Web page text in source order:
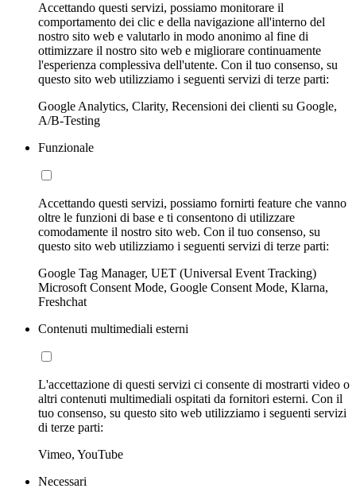
Accettando questi servizi, possiamo monitorare il
comportamento dei clic e della navigazione all'interno del
nostro sito web e valutarlo in modo anonimo al fine di
ottimizzare il nostro sito web e migliorare continuamente
l'esperienza complessiva dell'utente. Con il tuo consenso, su
questo sito web utilizziamo i seguenti servizi di terze parti:
Google Analytics, Clarity, Recensioni dei clienti su Google,
A/B-Testing
Funzionale
Accettando questi servizi, possiamo fornirti feature che vanno
oltre le funzioni di base e ti consentono di utilizzare
comodamente il nostro sito web. Con il tuo consenso, su
questo sito web utilizziamo i seguenti servizi di terze parti:
Google Tag Manager, UET (Universal Event Tracking)
Microsoft Consent Mode, Google Consent Mode, Klarna,
Freshchat
Contenuti multimediali esterni
L'accettazione di questi servizi ci consente di mostrarti video o
altri contenuti multimediali ospitati da fornitori esterni. Con il
tuo consenso, su questo sito web utilizziamo i seguenti servizi
di terze parti:
Vimeo, YouTube
Necessari